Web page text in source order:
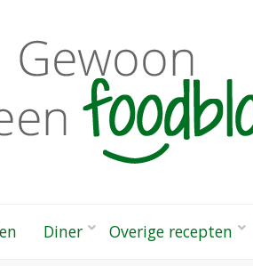
Diner Overige recepten